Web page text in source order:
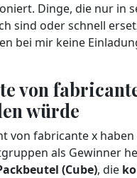
Dinge, die nur in
sind oder schnell
bei mir keine
von
würde
von fabricante x
als Gewinner
(Cube), die